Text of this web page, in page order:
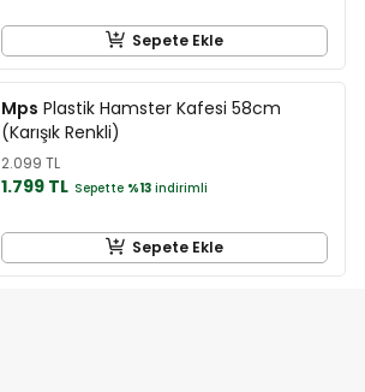
Sepete Ekle
Mps Plastik Hamster Kafesi 58cm
(Karışık Renkli)
2.099 TL
1.799 TL Sepette %13 indirimli
Sepete Ekle